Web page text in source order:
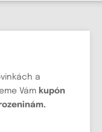
a
Vám kupón